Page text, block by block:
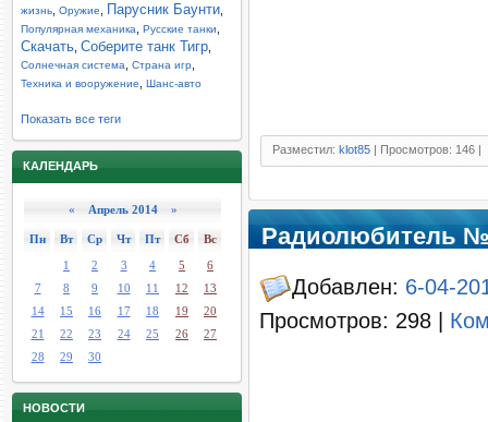
жизнь Оружие Парусник Баунти
Популярная механика Русские танки
Скачать Соберите танк Тигр
Солнечная система Страна игр
Техника и вооружение Шанс-авто
Показать все теги
КАЛЕНДАРЬ
« Апрель 2014 »
Пн Вт Ср Чт Пт Сб
Вс
1
2 3 4 5
6
7
8 9 10 11 12
13
14
15 16 17 18 19
20
21
22 23 24 25 26
27
28
29 30
НОВОСТИ
Разместил: klot85 | Просмотров: 146 |
Радиолюбитель
Добавлен: 6-04-
Просмотров: 298 |